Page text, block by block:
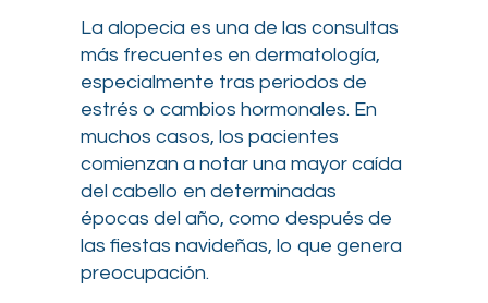
La alopecia es una de las consultas
más frecuentes en dermatología,
especialmente tras periodos de
estrés o cambios hormonales. En
muchos casos, los pacientes
comienzan a notar una mayor caída
del cabello en determinadas
épocas del año, como después de
las fiestas navideñas, lo que genera
preocupación.